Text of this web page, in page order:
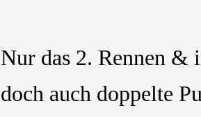
Nur das 2. Rennen &
doch auch doppelte